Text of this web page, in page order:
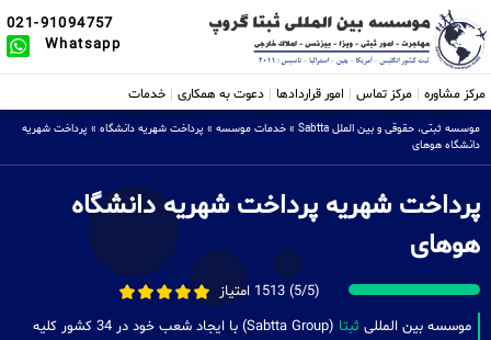
021-91094757
Whatsapp
مرکز مشاوره مرکز تماس امور قراردادها دعوت به همکاری خدمات
موسسه ثبتی، حقوقی و بین الملل Sabtta » خدمات موسسه » پرداخت شهریه دانشگاه » پرداخت شهریه
دانشگاه هوهای
پرداخت شهریه پرداخت شهریه دانشگاه
هوهای
(5/5) 1513 امتیاز
موسسه بین المللی ثبتا
(Sabtta Group) با ایجاد شعب خود در 34 کشور کلیه